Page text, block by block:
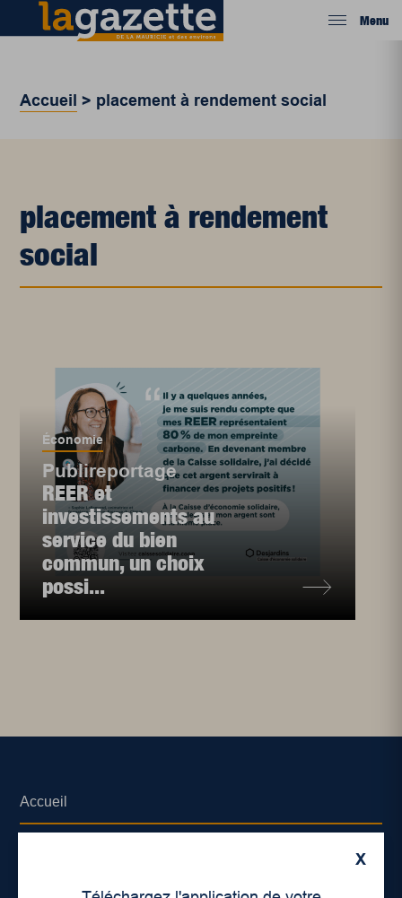
Menu
Accueil > placement à rendement social
placement à rendement
social
Économie
Publireportage
REER et
investissements au
service du bien
commun, un choix
possi...
X
Accueil
Déontologie et confidentialité